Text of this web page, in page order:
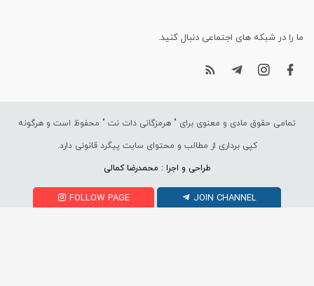
ما را در شبکه های اجتماعی دنبال کنید.
تمامی حقوق مادی و معنوی برای " هرمزگانی دات نت " محفوظ است و هرگونه
کپی برداری از مطالب و محتوای سایت پیگرد قانونی دارد.
طراحی و اجرا : محمدرضا کمالی
FOLLOW PAGE JOIN CHANNEL